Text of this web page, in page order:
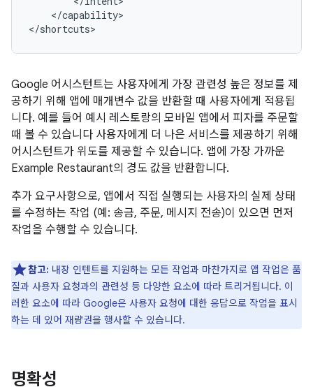
</capability>
Google 어시스턴트는 사용자에게 가장 관련성 높은 정보를 제
공하기 위해 앱에 매개변수 값을 반환할 때 사용자에게 적용됩
니다. 예를 들어 예시 레스토랑의 모바일 앱에서 피자를 주문할
때 볼 수 있습니다 사용자에게 더 나은 서비스를 제공하기 위해
어시스턴트가 위도를 제공할 수 있습니다. 앱에 가장 가까운
Example Restaurant의 경도 값을 반환합니다.
추가 요구사항으로, 앱에서 직접 실행되는 사용자의 실제 상태
를 수정하는 작업 (예: 송금, 주문, 메시지 전송)이 있으면 먼저
작업을 수행할 수 있습니다.
참고: 내장 인텐트를 지원하는 모든 작업과 마찬가지로 앱 작업은 품
질과 사용자 요청과의 관련성 등 다양한 요소에 따라 트리거됩니다. 이
러한 요소에 따라 Google은 사용자 요청에 대한 응답으로 작업을 표시
하는 데 있어 재량권을 행사할 수 있습니다.
명확성